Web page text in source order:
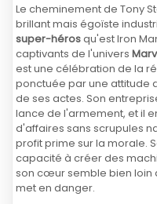
Le cheminement de Tony
brillant mais égoïste
super-hérosqu'est Iron
captivants de l'univers
est une célébration de la
ponctuée par une attitude
de ses actes. Son
lance de l'armement, et il
d'affaires sans scrupules
profit prime sur la morale.
capacité à créer des
son cœur semble bien loin
met en danger.